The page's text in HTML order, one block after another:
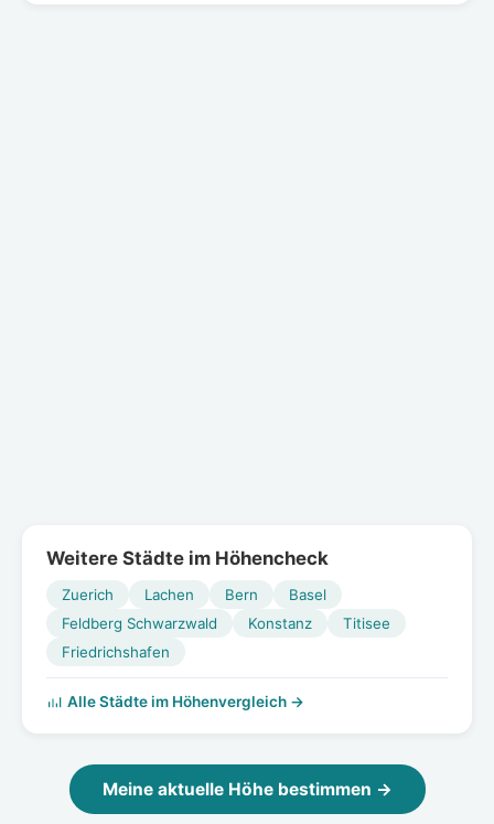
Weitere Städte im Höhencheck
Zuerich Lachen Bern
Basel
Feldberg Schwarzwald
Konstanz
Titisee
Friedrichshafen
Alle Städte im Höhenvergleich →
Meine aktuelle Höhe bestimmen →